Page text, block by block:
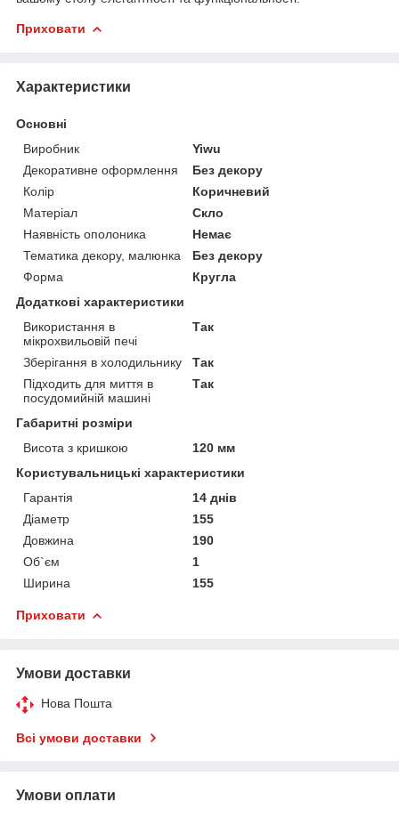
Приховати
Характеристики
Основні
Виробник
Yiwu
Декоративне оформлення
Без декору
Колір
Коричневий
Матеріал
Скло
Наявність ополоника
Немає
Тематика декору, малюнка
Без декору
Форма
Кругла
Додаткові характеристики
Використання в
мікрохвильовій печі
Так
Зберігання в холодильнику
Так
Підходить для миття в
посудомийній машині
Так
Габаритні розміри
Висота з кришкою
120 мм
Користувальницькі характеристики
Гарантія
14 днів
Діаметр
155
Довжина
190
Об`єм
1
Ширина
155
Приховати
Умови доставки
Нова Пошта
Всі умови доставки
Умови оплати